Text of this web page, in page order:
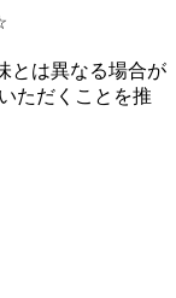
とは異なる場合が
ただくことを推